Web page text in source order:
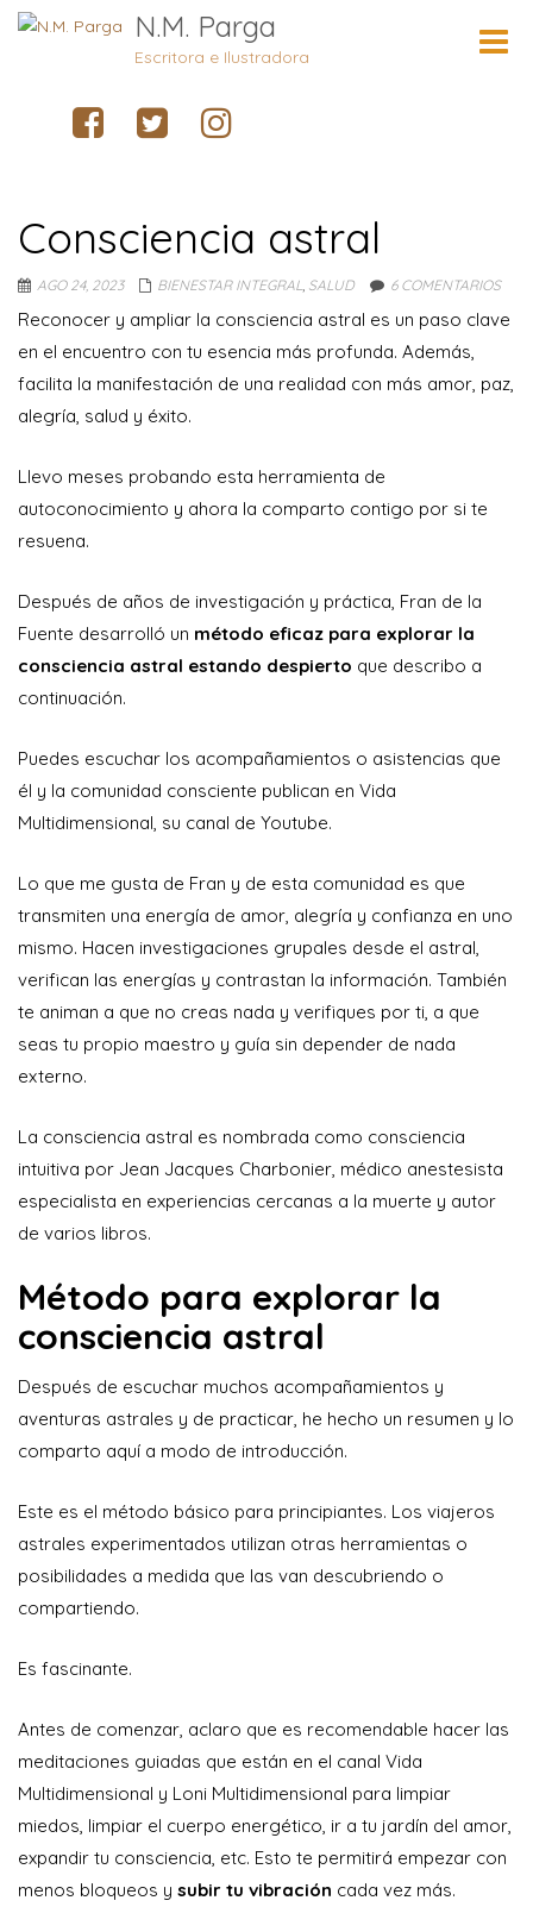
N.M. Parga
Escritora e Ilustradora
Consciencia astral
AGO 24, 2023 BIENESTAR INTEGRAL, SALUD 6 COMENTARIOS
Reconocer y ampliar la consciencia astral es un paso clave
en el encuentro con tu esencia más profunda. Además,
facilita la manifestación de una realidad con más amor, paz,
alegría, salud y éxito.
Llevo meses probando esta herramienta de
autoconocimiento y ahora la comparto contigo por si te
resuena.
Después de años de investigación y práctica, Fran de la
Fuente desarrolló un método eficaz para explorar la
consciencia astral estando despierto que describo a
continuación.
Puedes escuchar los acompañamientos o asistencias que
él y la comunidad consciente publican en Vida
Multidimensional, su canal de Youtube.
Lo que me gusta de Fran y de esta comunidad es que
transmiten una energía de amor, alegría y confianza en uno
mismo. Hacen investigaciones grupales desde el astral,
verifican las energías y contrastan la información. También
te animan a que no creas nada y verifiques por ti, a que
seas tu propio maestro y guía sin depender de nada
externo.
La consciencia astral es nombrada como consciencia
intuitiva por Jean Jacques Charbonier, médico anestesista
especialista en experiencias cercanas a la muerte y autor
de varios libros.
Método para explorar la
consciencia astral
Después de escuchar muchos acompañamientos y
aventuras astrales y de practicar, he hecho un resumen y lo
comparto aquí a modo de introducción.
Este es el método básico para principiantes. Los viajeros
astrales experimentados utilizan otras herramientas o
posibilidades a medida que las van descubriendo o
compartiendo.
Es fascinante.
Antes de comenzar, aclaro que es recomendable hacer las
meditaciones guiadas que están en el canal Vida
Multidimensional y Loni Multidimensional para limpiar
miedos, limpiar el cuerpo energético, ir a tu jardín del amor,
expandir tu consciencia, etc. Esto te permitirá empezar con
menos bloqueos y subir tu vibración cada vez más.